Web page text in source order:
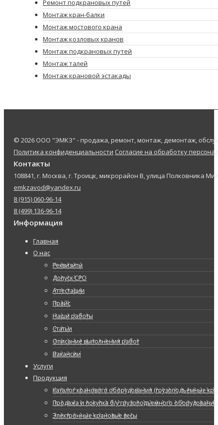
Ремонт подкрановых путей
Монтаж кран-балки
Монтаж мостового крана
Монтаж козловых кранов
Монтаж подкрановых путей
Монтаж талей
Монтаж крановой эстакады
© 2026 ООО "ЭМКЗ" - продажа, ремонт, монтаж, демонтаж,
Политика конфиденциальности Согласие на обработку
Контакты
108841, г. Москва, г. Троицк, микрорайон В, улица Полковника
emkzavod@yandex.ru
8 (915) 060-96-14
8 (499) 136-96-14
Информация
Главная
О нас
Реквизиты
Допуск СРО
Аттестации
Прайс
Наши работы
Статьи
Описание выполнения работ
Вакансии
Услуги
Продукция
Каталог кранового оборудования (грузоподъемные
Продажа и покупка б/у грузоподъемного оборудования
Электронные крановые весы